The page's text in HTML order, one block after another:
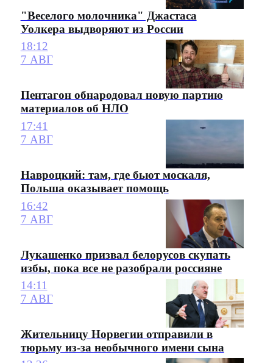
"Веселого молочника" Джастаса
Уолкера выдворяют из России
18:12
7 АВГ
Пентагон обнародовал новую партию
материалов об НЛО
17:41
7 АВГ
Навроцкий: там, где бьют москаля,
Польша оказывает помощь
16:42
7 АВГ
Лукашенко призвал белорусов скупать
избы, пока все не разобрали россияне
14:11
7 АВГ
Жительницу Норвегии отправили в
тюрьму из-за необычного имени сына